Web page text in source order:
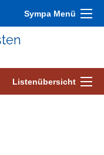
Sympa Menü
Listenübersicht